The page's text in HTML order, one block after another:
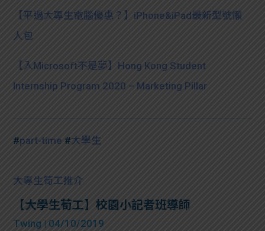
【平過大專生電腦優惠？】iPhone&iPad最新型號懶
人包
【入Microsoft不是夢】Hong Kong Student
Internship Program 2020 – Marketing Pillar
#part-time #大學生
大專生筍工推介
【大學生荀工】校園小記者班導師
Twing | 04/10/2019